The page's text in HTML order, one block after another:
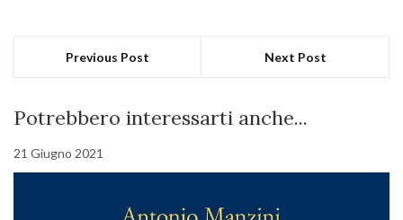
Previous Post Next Post
Potrebbero interessarti anche...
21 Giugno 2021